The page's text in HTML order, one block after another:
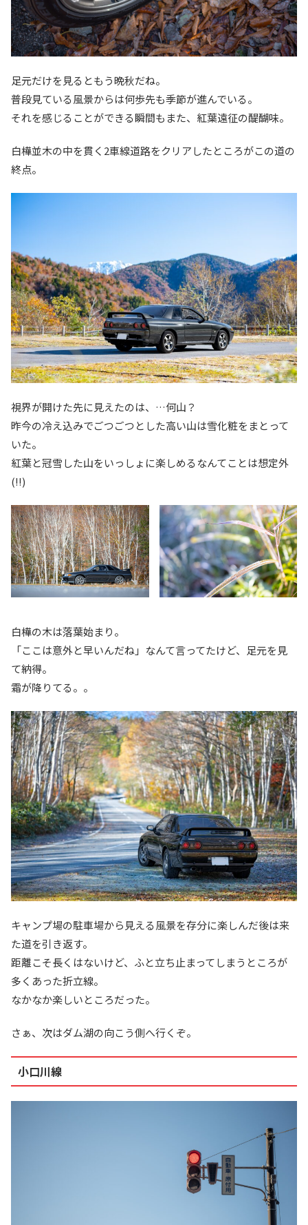
足元だけを見るともう晩秋だね。
普段見ている風景からは何歩先も季節が進んでいる。
それを感じることができる瞬間もまた、紅葉遠征の醍醐味。
白樺並木の中を貫く2車線道路をクリアしたところがこの道の
終点。
視界が開けた先に見えたのは、…何山？
昨今の冷え込みでごつごつとした高い山は雪化粧をまとって
いた。
紅葉と冠雪した山をいっしょに楽しめるなんてことは想定外
(!!)
白樺の木は落葉始まり。
「ここは意外と早いんだね」なんて言ってたけど、足元を見
て納得。
霜が降りてる。。
キャンプ場の駐車場から見える風景を存分に楽しんだ後は来
た道を引き返す。
距離こそ長くはないけど、ふと立ち止まってしまうところが
多くあった折立線。
なかなか楽しいところだった。
さぁ、次はダム湖の向こう側へ行くぞ。
小口川線